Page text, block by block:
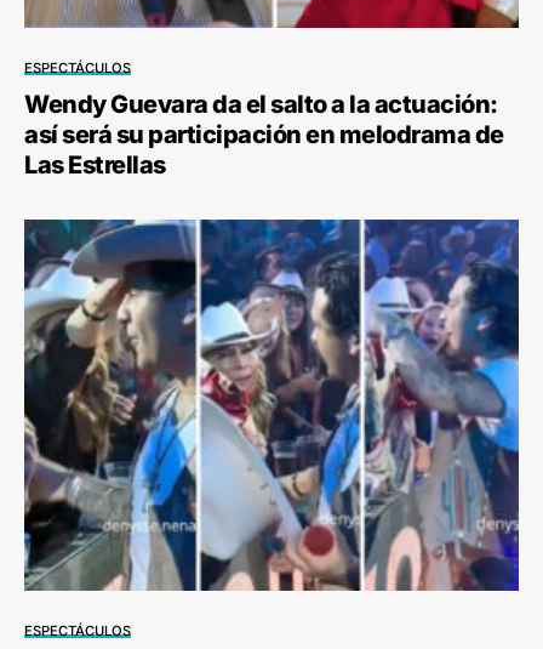
ESPECTÁCULOS
Wendy Guevara da el salto a la actuación:
así será su participación en melodrama de
Las Estrellas
ESPECTÁCULOS